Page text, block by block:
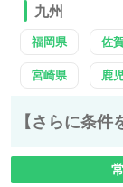
九州
福岡県 佐
宮崎県 鹿
【さらに条件